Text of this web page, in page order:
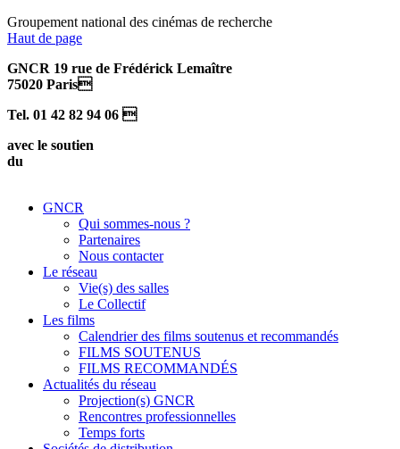
Groupement national des cinémas de recherche
Haut de page
GNCR 19 rue de Frédérick Lemaître
75020 Paris
Tel. 01 42 82 94 06 
avec le soutien
du
GNCR
Qui sommes-nous ?
Partenaires
Nous contacter
Le réseau
Vie(s) des salles
Le Collectif
Les films
Calendrier des films soutenus et recommandés
FILMS SOUTENUS
FILMS RECOMMANDÉS
Actualités du réseau
Projection(s) GNCR
Rencontres professionnelles
Temps forts